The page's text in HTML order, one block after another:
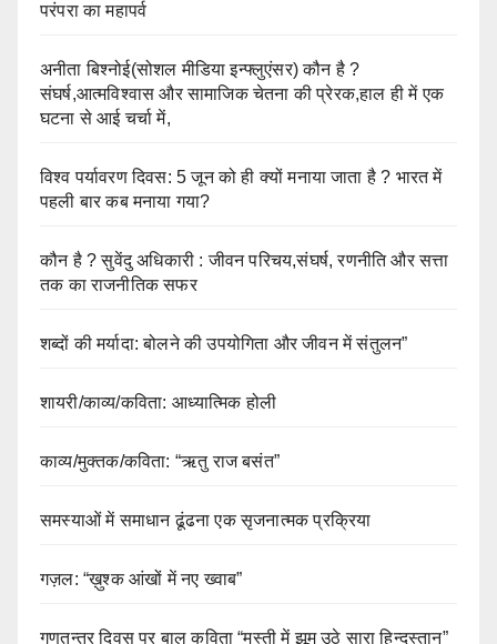
परंपरा का महापर्व
अनीता बिश्नोई(सोशल मीडिया इन्फ्लुएंसर) कौन है ?
संघर्ष,आत्मविश्वास और सामाजिक चेतना की प्रेरक,हाल ही में एक
घटना से आई चर्चा में,
विश्व पर्यावरण दिवस: 5 जून को ही क्यों मनाया जाता है ? भारत में
पहली बार कब मनाया गया?
कौन है ? सुवेंदु अधिकारी : जीवन परिचय,संघर्ष, रणनीति और सत्ता
तक का राजनीतिक सफर
शब्दों की मर्यादा: बोलने की उपयोगिता और जीवन में संतुलन”
शायरी/काव्य/कविता: आध्यात्मिक होली
काव्य/मुक्तक/कविता: “ऋतु राज बसंत”
समस्याओं में समाधान ढूंढना एक सृजनात्मक प्रक्रिया
गज़ल: “ख़ुश्क आंखों में नए ख्वाब”
गणतन्त्र दिवस पर बाल कविता “मस्ती में झूम उठे सारा हिन्दुस्तान”